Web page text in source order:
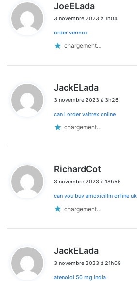
JoeELada
t
3 novembre 2023 à 1h04
order vermox
chargement…
JackELada
t
3 novembre 2023 à 3h26
can i order valtrex online
chargement…
RichardCot
t
3 novembre 2023 à 18h56
can you buy amoxicillin online uk
chargement…
JackELada
t
3 novembre 2023 à 21h09
atenolol 50 mg india